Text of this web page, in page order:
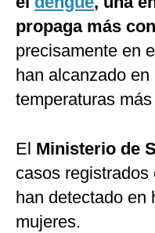
propaga más
precisamente en
han alcanzado
temperaturas
El Ministerio de
casos
han detectado en
mujeres.